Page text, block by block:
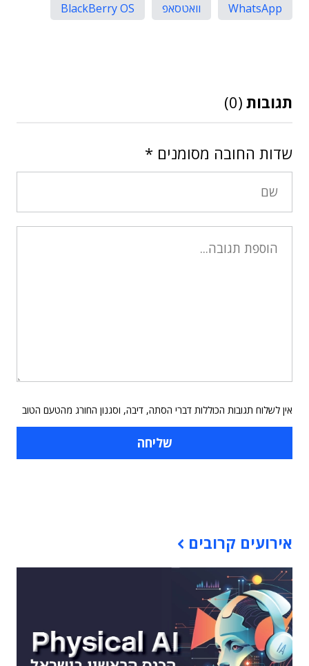
WhatsApp
וואטסאפ BlackBerry OS
תגובות (0)
שדות החובה מסומנים *
אין לשלוח תגובות הכוללות דברי הסתה, דיבה, וסגנון החורג מהטעם הטוב
אירועים קרובים